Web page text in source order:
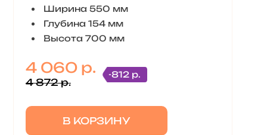
Ширина 550 мм
Глубина 154 мм
Высота 700 мм
4 060 р.
4 872 р.
-812 р.
В КОРЗИНУ